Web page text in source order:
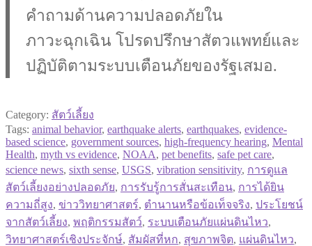
คำถามด้านความปลอดภัยใน
ภาวะฉุกเฉิน โปรดปรึกษาสัตวแพทย์และ
ปฏิบัติตามระบบเตือนภัยของรัฐเสมอ.
Category: สัตว์เลี้ยง
Tags: animal behavior, earthquake alerts, earthquakes, evidence-
based science, government sources, high-frequency hearing, Mental
Health, myth vs evidence, NOAA, pet benefits, safe pet care,
science news, sixth sense, USGS, vibration sensitivity, การดูแล
สัตว์เลี้ยงอย่างปลอดภัย, การรับรู้การสั่นสะเทือน, การได้ยิน
ความถี่สูง, ข่าววิทยาศาสตร์, ตำนานหรือข้อเท็จจริง, ประโยชน์
จากสัตว์เลี้ยง, พฤติกรรมสัตว์, ระบบเตือนภัยแผ่นดินไหว,
วิทยาศาสตร์เชิงประจักษ์, สัมผัสที่หก, สุขภาพจิต, แผ่นดินไหว,